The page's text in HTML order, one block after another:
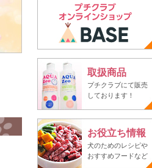
取扱商品
プチクラブにて販売
しております！
お役立ち情報
犬のためのレシピや
おすすめフードなど